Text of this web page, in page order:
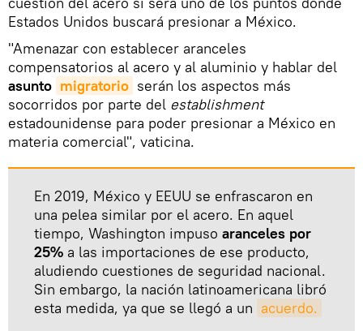
Estados Unidos buscará presionar a México.
"Amenazar con establecer aranceles
compensatorios al acero y al aluminio y hablar del
asunto migratorio serán los aspectos más
socorridos por parte del establishment
estadounidense para poder presionar a México en
materia comercial", vaticina.
En 2019, México y EEUU se enfrascaron en
una pelea similar por el acero. En aquel
tiempo, Washington impuso aranceles por
25% a las importaciones de ese producto,
aludiendo cuestiones de seguridad nacional.
Sin embargo, la nación latinoamericana libró
esta medida, ya que se llegó a un acuerdo.